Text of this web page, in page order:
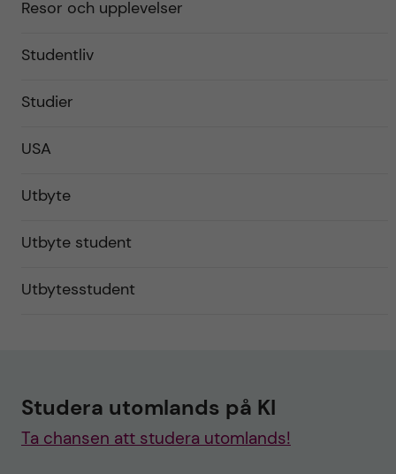
Resor och upplevelser
Studentliv
Studier
USA
Utbyte
Utbyte student
Utbytesstudent
Studera utomlands på KI
Ta chansen att studera utomlands!